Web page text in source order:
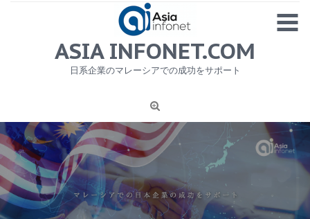
MENU
1
ニュース
労務サービス
プライバシーポリシー及び著作権について
お問合せ
ASIA INFONET.COM
日系企業のマレーシアでの成功をサポート